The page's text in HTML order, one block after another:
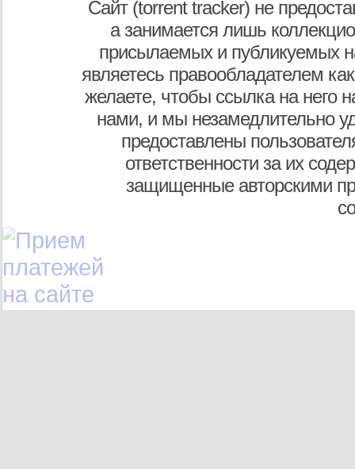
Сайт (torrent tracker) не
а занимается лишь
присылаемых и публикуемых
являетесь правообладателем
желаете, чтобы ссылка на него
нами, и мы незамедлительно
предоставлены
ответственности за их
защищенные авторскими